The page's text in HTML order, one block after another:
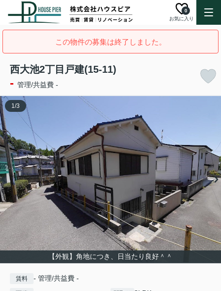
お気に入り
0
この物件の募集は終了しました。
西大池2丁目戸建(15-11)
- 管理/共益費 -
【外観】角地につき、日当たり良好＾＾
1/3
賃料 - 管理/共益費 -